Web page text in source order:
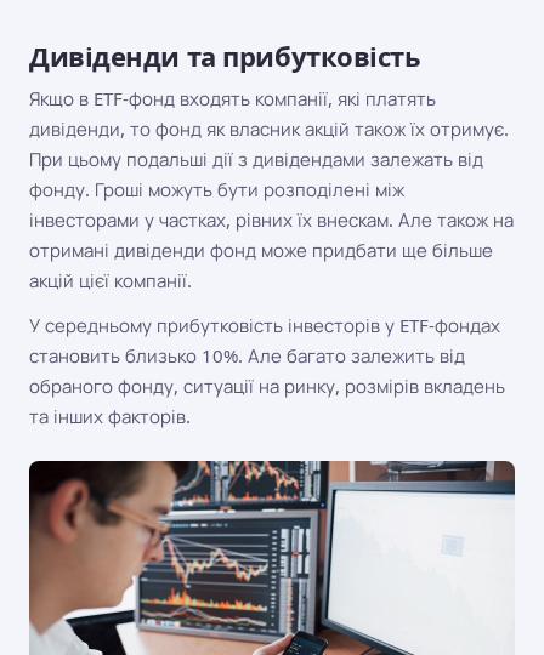
Дивіденди та прибутковість
Якщо в ETF-фонд входять компанії, які платять
дивіденди, то фонд як власник акцій також їх отримує.
При цьому подальші дії з дивідендами залежать від
фонду. Гроші можуть бути розподілені між
інвесторами у частках, рівних їх внескам. Але також на
отримані дивіденди фонд може придбати ще більше
акцій цієї компанії.
У середньому прибутковість інвесторів у ETF-фондах
становить близько 10%. Але багато залежить від
обраного фонду, ситуації на ринку, розмірів вкладень
та інших факторів.